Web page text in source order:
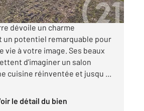
proche des commodités, cette
dévoile un charme
un potentiel remarquable pour
vie à votre image. Ses beaux
d'imaginer un salon
cuisine réinventée et jusqu ...
Voir le détail du bien